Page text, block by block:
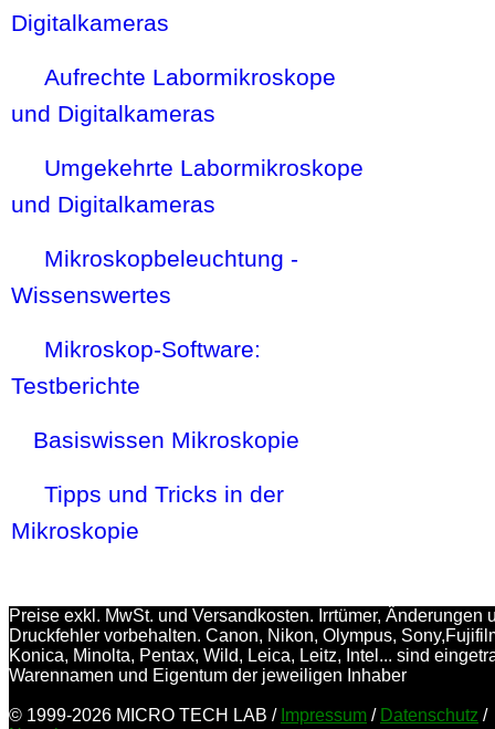
Digitalkameras
Aufrechte Labormikroskope
und Digitalkameras
Umgekehrte Labormikroskope
und Digitalkameras
Mikroskopbeleuchtung -
Wissenswertes
Mikroskop-Software:
Testberichte
Basiswissen Mikroskopie
Tipps und Tricks in der
Mikroskopie
Preise exkl. MwSt. und Versandkosten. Irrtümer, Änderungen
Druckfehler vorbehalten. Canon, Nikon, Olympus,
Konica, Minolta, Pentax, Wild, Leica, Leitz, Intel... sind
Warennamen und Eigentum der jeweiligen Inhaber
© 1999-2026 MICRO TECH LAB / Impressum / Datenschutz /